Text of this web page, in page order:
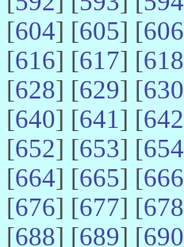
[604] [605] [606
[616] [617] [618
[628] [629] [630
[640] [641] [642
[652] [653] [654
[664] [665] [666
[676] [677] [678
[688] [689] [690